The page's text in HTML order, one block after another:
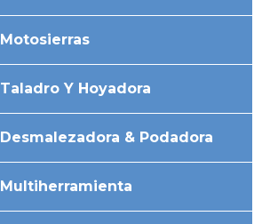
Motosierras
Taladro Y Hoyadora
Desmalezadora & Podadora
Multiherramienta